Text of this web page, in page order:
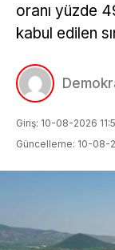
oranı yüzde
kabul edilen
Giriş: 10-08-2026
Güncelleme: 10-08-